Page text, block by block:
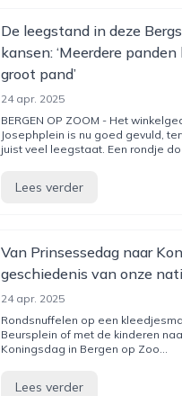
De leegstand in deze
kansen: ‘Meerdere
groot pand’
24 apr. 2025
BERGEN OP ZOOM - Het
Josephplein is nu goed gevuld,
juist veel leegstaat. Een rondje
Lees verder
Van Prinsessedag naar
geschiedenis van onze
24 apr. 2025
Rondsnuffelen op een
Beursplein of met de kinderen
Koningsdag in Bergen op Zoo...
Lees verder